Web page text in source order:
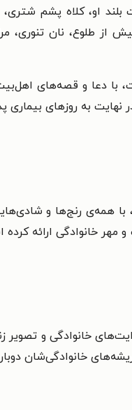
او، کلاه پشم
طلوع، نان تنوری،
با دعا و قصه‌های
به روزهای
همه‌ی رنج‌ها و
خانوادگی ارائه
خانوادگی و تصویر
خانوادگی‌شان